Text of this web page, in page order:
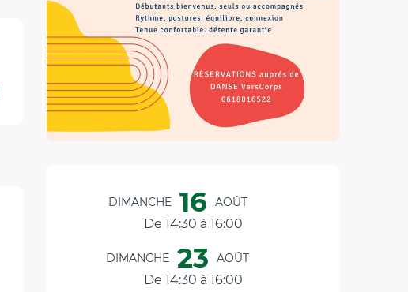
Ouverture et
DIMANCHE 16 AOÛT
De 14:30 à 16:00
DIMANCHE 23 AOÛT
De 14:30 à 16:00